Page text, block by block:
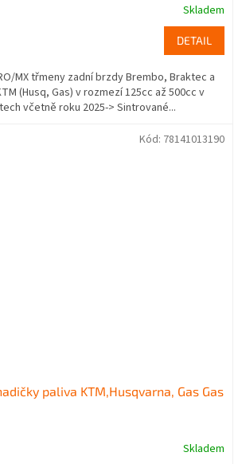
Skladem
DETAIL
MX třmeny zadní brzdy Brembo, Braktec a
(Husq, Gas) v rozmezí 125cc až 500cc v
včetně roku 2025-> Sintrované...
paliva KTM,Husqvarna, Gas Gas
Skladem
Kód: 78141013190